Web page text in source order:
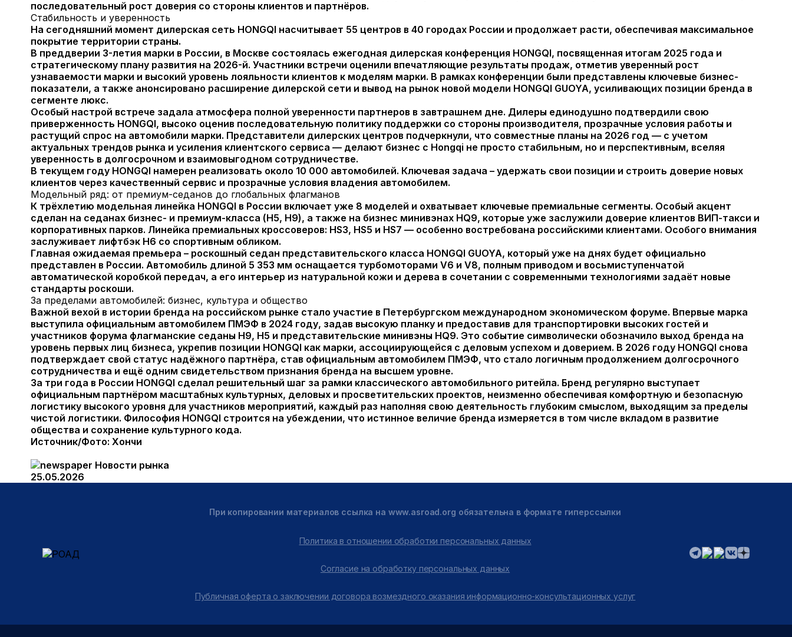
последовательный рост доверия со стороны клиентов и партнёров.
Стабильность и уверенность
На сегодняшний момент дилерская сеть HONGQI насчитывает 55 центров в 40 городах России и продолжает расти, обеспечивая максимальное
покрытие территории страны.
В преддверии 3-летия марки в России, в Москве состоялась ежегодная дилерская конференция HONGQI, посвященная итогам 2025 года и
стратегическому плану развития на 2026-й. Участники встречи оценили впечатляющие результаты продаж, отметив уверенный рост
узнаваемости марки и высокий уровень лояльности клиентов к моделям марки. В рамках конференции были представлены ключевые бизнес-
показатели, а также анонсировано расширение дилерской сети и вывод на рынок новой модели HONGQI GUOYA, усиливающих позиции бренда в
сегменте люкс.
Особый настрой встрече задала атмосфера полной уверенности партнеров в завтрашнем дне. Дилеры единодушно подтвердили свою
приверженность HONGQI, высоко оценив последовательную политику поддержки со стороны производителя, прозрачные условия работы и
растущий спрос на автомобили марки. Представители дилерских центров подчеркнули, что совместные планы на 2026 год — с учетом
актуальных трендов рынка и усиления клиентского сервиса — делают бизнес с Hongqi не просто стабильным, но и перспективным, вселяя
уверенность в долгосрочном и взаимовыгодном сотрудничестве.
В текущем году HONGQI намерен реализовать около 10 000 автомобилей. Ключевая задача – удержать свои позиции и строить доверие новых
клиентов через качественный сервис и прозрачные условия владения автомобилем.
Модельный ряд: от премиум-седанов до глобальных флагманов
К трёхлетию модельная линейка HONGQI в России включает уже 8 моделей и охватывает ключевые премиальные сегменты. Особый акцент
сделан на седанах бизнес- и премиум-класса (H5, H9), а также на бизнес минивэнах HQ9, которые уже заслужили доверие клиентов ВИП-такси и
корпоративных парков. Линейка премиальных кроссоверов: HS3, HS5 и HS7 — особенно востребована российскими клиентами. Особого внимания
заслуживает лифтбэк Н6 со спортивным обликом.
Главная ожидаемая премьера – роскошный седан представительского класса HONGQI GUOYA, который уже на днях будет официально
представлен в России. Автомобиль длиной 5 353 мм оснащается турбомоторами V6 и V8, полным приводом и восьмиступенчатой
автоматической коробкой передач, а его интерьер из натуральной кожи и дерева в сочетании с современными технологиями задаёт новые
стандарты роскоши.
За пределами автомобилей: бизнес, культура и общество
Важной вехой в истории бренда на российском рынке стало участие в Петербургском международном экономическом форуме. Впервые марка
выступила официальным автомобилем ПМЭФ в 2024 году, задав высокую планку и предоставив для транспортировки высоких гостей и
участников форума флагманские седаны H9, Н5 и представительские минивэны HQ9. Это событие символически обозначило выход бренда на
уровень первых лиц бизнеса, укрепив позиции HONGQI как марки, ассоциирующейся с деловым успехом и доверием. В 2026 году HONGQI снова
подтверждает свой статус надёжного партнёра, став официальным автомобилем ПМЭФ, что стало логичным продолжением долгосрочного
сотрудничества и ещё одним свидетельством признания бренда на высшем уровне.
За три года в России HONGQI сделал решительный шаг за рамки классического автомобильного ритейла. Бренд регулярно выступает
официальным партнёром масштабных культурных, деловых и просветительских проектов, неизменно обеспечивая комфортную и безопасную
логистику высокого уровня для участников мероприятий, каждый раз наполняя свою деятельность глубоким смыслом, выходящим за пределы
чистой логистики. Философия HONGQI строится на убеждении, что истинное величие бренда измеряется в том числе вкладом в развитие
общества и сохранение культурного кода.
Источник/Фото: Хончи
Новости рынка
25.05.2026
При копировании материалов ссылка на www.asroad.org обязательна в формате гиперссылки
Политика в отношении обработки персональных данных
Согласие на обработку персональных данных
Публичная оферта о заключении договора возмездного оказания информационно-консультационных услуг